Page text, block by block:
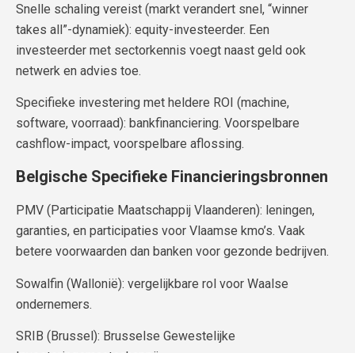
Snelle schaling vereist (markt verandert snel, “winner
takes all”-dynamiek): equity-investeerder. Een
investeerder met sectorkennis voegt naast geld ook
netwerk en advies toe.
Specifieke investering met heldere ROI (machine,
software, voorraad): bankfinanciering. Voorspelbare
cashflow-impact, voorspelbare aflossing.
Belgische Specifieke Financieringsbronnen
PMV (Participatie Maatschappij Vlaanderen): leningen,
garanties, en participaties voor Vlaamse kmo’s. Vaak
betere voorwaarden dan banken voor gezonde bedrijven.
Sowalfin (Wallonië): vergelijkbare rol voor Waalse
ondernemers.
SRIB (Brussel): Brusselse Ge­westelijke